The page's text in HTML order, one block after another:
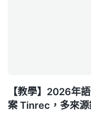
【教學】2026年
案 Tinrec，多來